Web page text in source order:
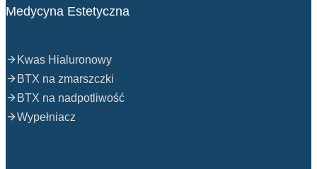
Medycyna Estetyczna
Kwas Hialuronowy
BTX na zmarszczki
BTX na nadpotliwość
Wypełniacz